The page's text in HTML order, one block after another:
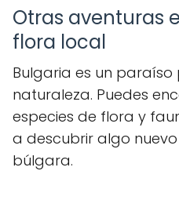
Otras aventuras
flora local
Bulgaria es un
naturaleza. Puedes
especies de flora y
a descubrir algo
búlgara.